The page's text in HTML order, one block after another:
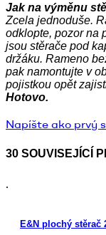
Jak na výměnu
Zcela jednoduše.
odklopte, pozor na
jsou stěrače pod
držáku. Rameno
pak namontujte v
pojistkou opět
Hotovo.
Napíšte ako prvý
30 SOUVISEJÍCÍ
.
E&N plochý stěrač